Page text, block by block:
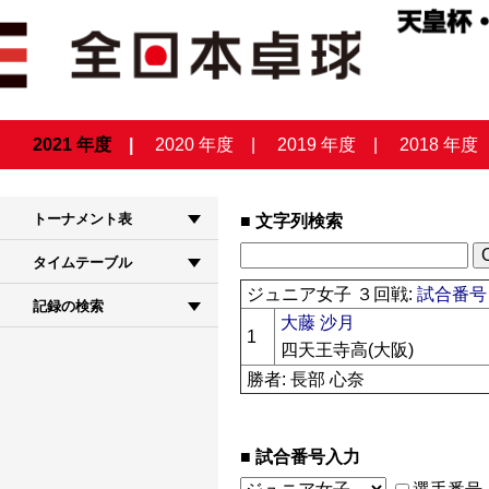
2021 年度 2020 年度 2019 年度 2018 年度
トーナメント表
タイムテーブル
記録の検索
文字列検索
ジュニア女子 ３回戦:試合番
1
大藤 沙月
四天王寺高(大阪)
勝者: 長部 心奈
試合番号入力